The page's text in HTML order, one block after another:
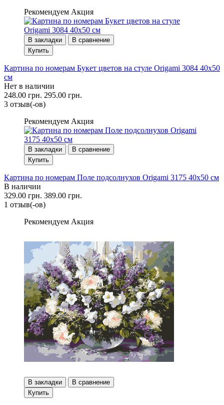
Рекомендуем Акция
В закладки
В сравнение
Купить
Картина по номерам Букет цветов на стуле Origami 3084 40x50
см
Нет в наличии
248.00 грн. 295.00 грн.
3 отзыв(-ов)
Рекомендуем Акция
В закладки
В сравнение
Купить
Картина по номерам Поле подсолнухов Origami 3175 40x50 см
В наличии
329.00 грн. 389.00 грн.
1 отзыв(-ов)
Рекомендуем Акция
В закладки
В сравнение
Купить